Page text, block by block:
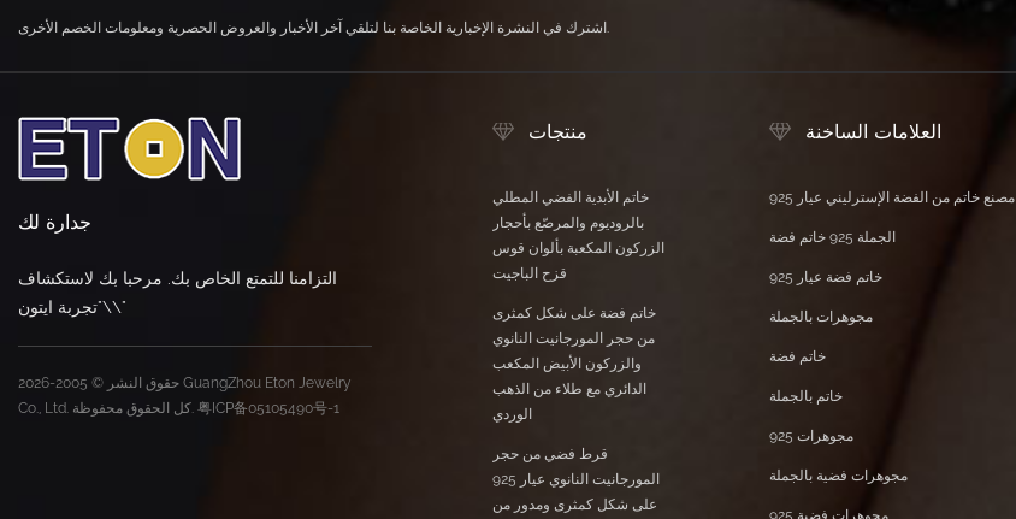
اشترك في النشرة الإخبارية الخاصة بنا لتلقي آخر الأخبار والعروض الحصرية ومعلومات الخصم الأخرى.
منتجات
خاتم الأبدية الفضي المطلي
بالروديوم والمرصّع بأحجار
الزركون المكعبة بألوان قوس
قزح الباجيت
خاتم فضة على شكل كمثرى
من حجر المورجانيت النانوي
والزركون الأبيض المكعب
الدائري مع طلاء من الذهب
الوردي
قرط فضي من حجر
المورجانيت النانوي عيار 925
على شكل كمثرى ومدور من
العلامات الساخنة
مصنع خاتم من الفضة الإسترليني عيار 925
الجملة 925 خاتم فضة
خاتم فضة عيار 925
مجوهرات بالجملة
خاتم فضة
خاتم بالجملة
مجوهرات 925
مجوهرات فضية بالجملة
جدارة لك
التزامنا للتمتع الخاص بك. مرحبا بك لاستكشاف
\"تجربة ايتون\"
حقوق النشر © 2005-2026 GuangZhou Eton Jewelry
Co., Ltd. كل الحقوق محفوظة. 粤ICP备05105490号-1